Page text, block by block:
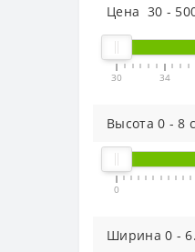
Цена 30 -
30 34
Высота0 -8
0
Ширина0 -